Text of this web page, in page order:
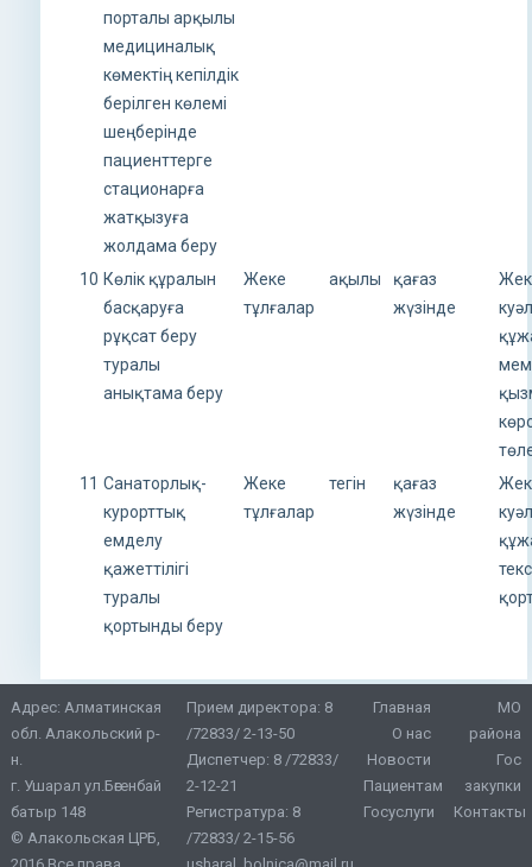
порталы арқылы
медициналық
көмектің кепілдік
берілген көлемі
шеңберінде
пациенттерге
стационарға
жатқызуға
жолдама беру
10 Көлік құралын
басқаруға
рұқсат беру
туралы
анықтама беру
Жеке
тұлғалар
ақылы
қағаз
жүзінде
11 Санаторлық-
курорттық
емделу
қажеттілігі
туралы
қортынды беру
Жеке
тұлғалар
тегін
қағаз
жүзінде
Адрес: Алматинская
обл. Алакольский р-
н.
г. Ушарал ул.Бөгенбай
батыр 148
© Алакольская ЦРБ,
Прием директора: 8
/72833/ 2-13-50
Диспетчер: 8 /72833/
2-12-21
Регистратура: 8
/72833/ 2-15-56
Главная
О нас
Новости
Пациентам
Госуслуги
МО
района
Гос
закупки
Контакты